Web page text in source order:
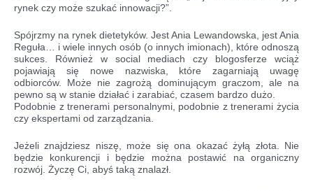
rynek czy może szukać innowacji?”.
Spójrzmy na rynek dietetyków. Jest Ania Lewandowska, jest Ania
Reguła… i wiele innych osób (o innych imionach), które odnoszą
sukces. Również w social mediach czy blogosferze wciąż
pojawiają się nowe nazwiska, które zagarniają uwagę
odbiorców. Może nie zagrożą dominującym graczom, ale na
pewno są w stanie działać i zarabiać, czasem bardzo dużo.
Podobnie z trenerami personalnymi, podobnie z trenerami życia
czy ekspertami od zarządzania.
Jeżeli znajdziesz niszę, może się ona okazać żyłą złota. Nie
będzie konkurencji i będzie można postawić na organiczny
rozwój. Życzę Ci, abyś taką znalazł.